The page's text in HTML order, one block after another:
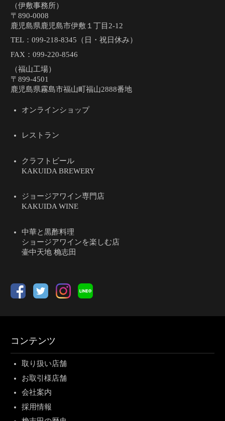
（伊敷事務所）
〒890-0008
鹿児島県鹿児島市伊敷１丁目2-12
TEL：099-218-8345（日・祝日休み）
FAX：099-220-8546
（福山工場）
〒899-4501
鹿児島県霧島市福山町福山2888番地
オンラインショップ
レストラン
クラフトビール
KAKUIDA BREWERY
ジョージアワイン専門店
KAKUIDA WINE
中華と黒酢料理
ショージアワインを楽しむ店
壷中天地 桷志田
コンテンツ
取り扱い店舗
お取引様店舗
会社案内
採用情報